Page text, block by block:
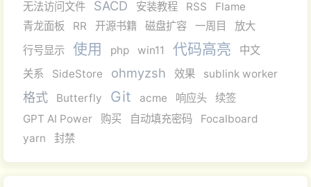
无法访问文件
SACD 安装教程 RSS
Flame
青龙面板
RR 开源书籍 磁盘扩容 一周目
放大
行号显示
使用 php win11 代码高亮
中文
关系
SideStore ohmyzsh 效果 sublink worker
格式 Butterfly Git acme 响应头
续签
GPT AI Power
购买 自动填充密码
Focalboard
yarn
封禁